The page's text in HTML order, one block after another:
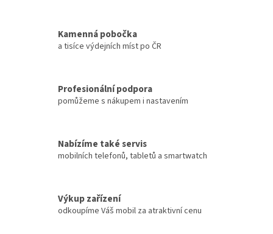
Kamenná pobočka
a tisíce výdejních míst po ČR
Profesionální podpora
pomůžeme s nákupem i nastavením
Nabízíme také servis
mobilních telefonů, tabletů a smartwatch
Výkup zařízení
odkoupíme Váš mobil za atraktivní cenu